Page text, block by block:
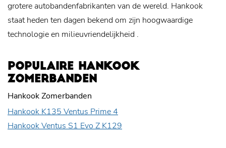
grotere autobandenfabrikanten van de wereld. Hankook
staat heden ten dagen bekend om zijn hoogwaardige
technologie en milieuvriendelijkheid .
POPULAIRE HANKOOK
ZOMERBANDEN
Hankook Zomerbanden
Hankook K135 Ventus Prime 4
Hankook Ventus S1 Evo Z K129